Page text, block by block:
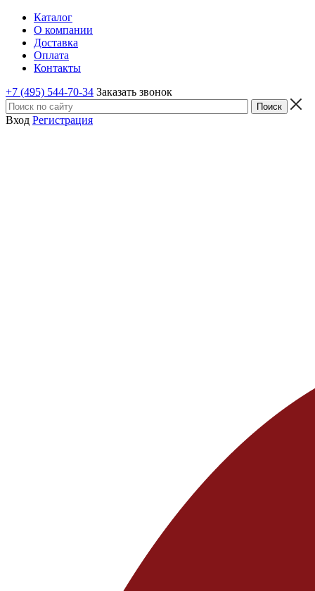
Каталог
О компании
Доставка
Оплата
Контакты
+7 (495) 544-70-34 Заказать звонок
Вход Регистрация